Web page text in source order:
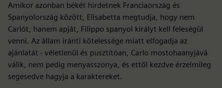
Amikor azonban békét hirdetnek Franciaország és
Spanyolország között, Elisabetta megtudja, hogy nem
Carlót, hanem apját, Filippo spanyol királyt kell feleségül
venni. Az állam iránti kötelessége miatt elfogadja az
ajánlatát - véletlenül és pusztítóan, Carlo mostohaanyjává
válik, nem pedig menyasszonya, és ettől kezdve érzelmileg
segesedve hagyja a karaktereket.